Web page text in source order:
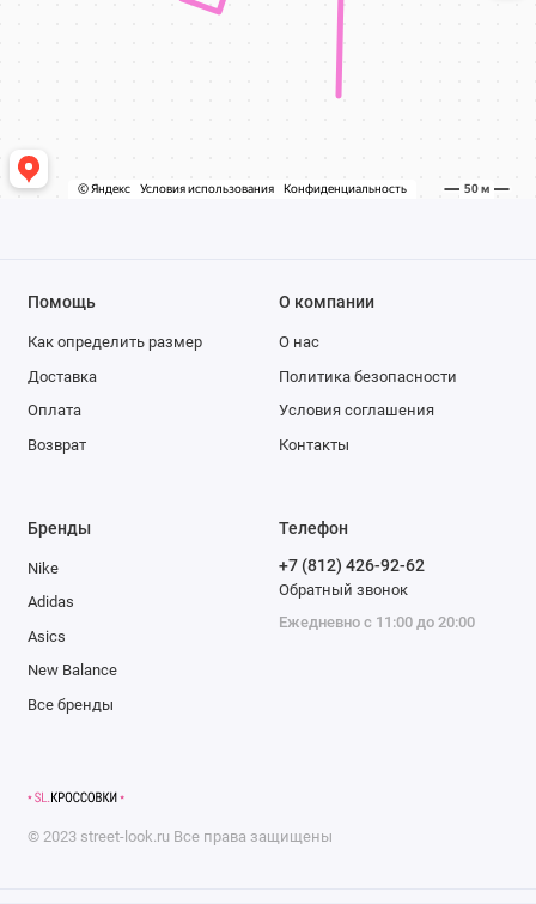
Помощь
Как определить размер
Доставка
Оплата
Возврат
О компании
О нас
Политика безопасности
Условия соглашения
Контакты
Бренды
Nike
Adidas
Asics
New Balance
Все бренды
Телефон
+7 (812) 426-92-62
Обратный звонок
Ежедневно с 11:00 до 20:00
© 2023 street-look.ru Все права защищены